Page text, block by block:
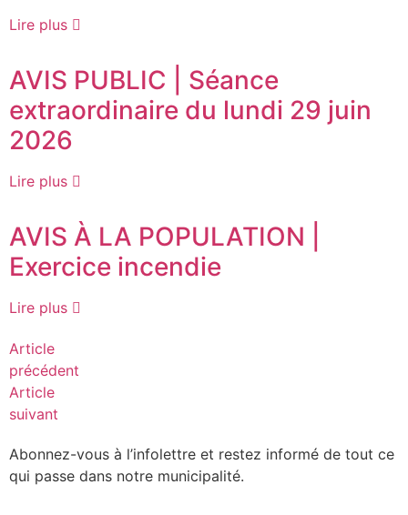
Lire plus
AVIS PUBLIC | Séance
extraordinaire du lundi 29 juin
2026
Lire plus
AVIS À LA POPULATION |
Exercice incendie
Lire plus
Article
précédent
Article
suivant
Abonnez-vous à l’infolettre et restez informé de tout ce
qui passe dans notre municipalité.